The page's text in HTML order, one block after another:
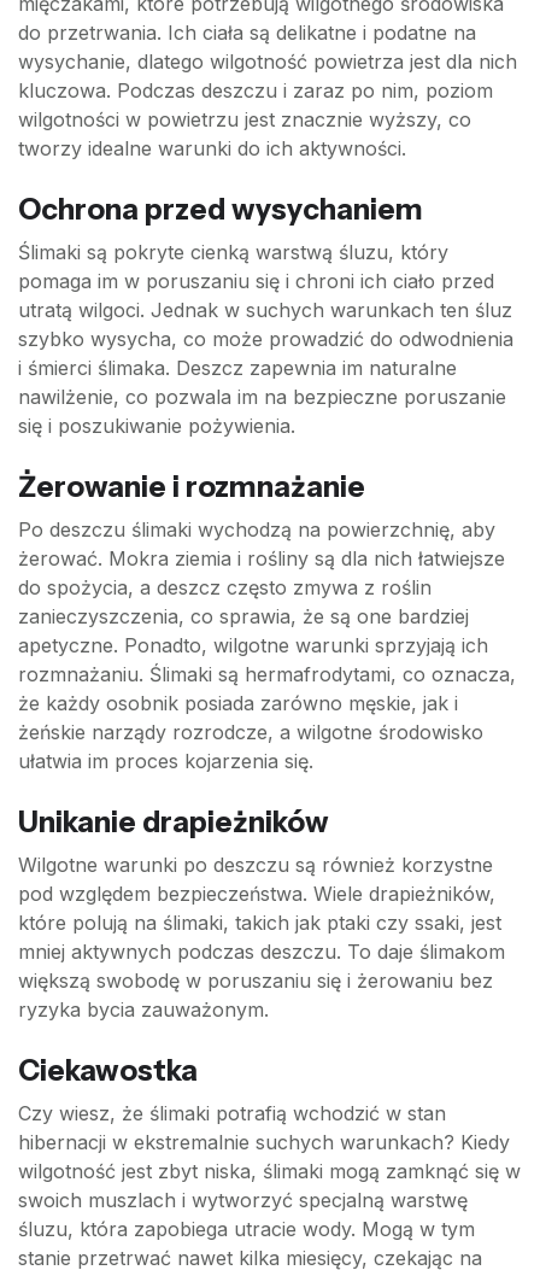
do przetrwania. Ich ciała są delikatne i podatne na
wysychanie, dlatego wilgotność powietrza jest dla nich
kluczowa. Podczas deszczu i zaraz po nim, poziom
wilgotności w powietrzu jest znacznie wyższy, co
tworzy idealne warunki do ich aktywności.
Ochrona przed wysychaniem
Ślimaki są pokryte cienką warstwą śluzu, który
pomaga im w poruszaniu się i chroni ich ciało przed
utratą wilgoci. Jednak w suchych warunkach ten śluz
szybko wysycha, co może prowadzić do odwodnienia
i śmierci ślimaka. Deszcz zapewnia im naturalne
nawilżenie, co pozwala im na bezpieczne poruszanie
się i poszukiwanie pożywienia.
Żerowanie i rozmnażanie
Po deszczu ślimaki wychodzą na powierzchnię, aby
żerować. Mokra ziemia i rośliny są dla nich łatwiejsze
do spożycia, a deszcz często zmywa z roślin
zanieczyszczenia, co sprawia, że są one bardziej
apetyczne. Ponadto, wilgotne warunki sprzyjają ich
rozmnażaniu. Ślimaki są hermafrodytami, co oznacza,
że każdy osobnik posiada zarówno męskie, jak i
żeńskie narządy rozrodcze, a wilgotne środowisko
ułatwia im proces kojarzenia się.
Unikanie drapieżników
Wilgotne warunki po deszczu są również korzystne
pod względem bezpieczeństwa. Wiele drapieżników,
które polują na ślimaki, takich jak ptaki czy ssaki, jest
mniej aktywnych podczas deszczu. To daje ślimakom
większą swobodę w poruszaniu się i żerowaniu bez
ryzyka bycia zauważonym.
Ciekawostka
Czy wiesz, że ślimaki potrafią wchodzić w stan
hibernacji w ekstremalnie suchych warunkach? Kiedy
wilgotność jest zbyt niska, ślimaki mogą zamknąć się w
swoich muszlach i wytworzyć specjalną warstwę
śluzu, która zapobiega utracie wody. Mogą w tym
stanie przetrwać nawet kilka miesięcy, czekając na